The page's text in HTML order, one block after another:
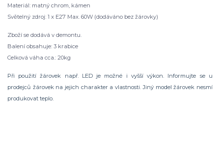
Materiál: matný chrom, kámen
Světelný zdroj: 1 x E27 Max. 60W (dodáváno bez žárovky)
Zboží se dodává v demontu.
Balení obsahuje: 3 krabice
Celková váha cca.: 20kg
Při použití žárovek např. LED je možné i vyšší výkon. Informujte se u
prodejců žárovek na jejich charakter a vlastnosti. Jiný model žárovek nesmí
produkovat teplo.